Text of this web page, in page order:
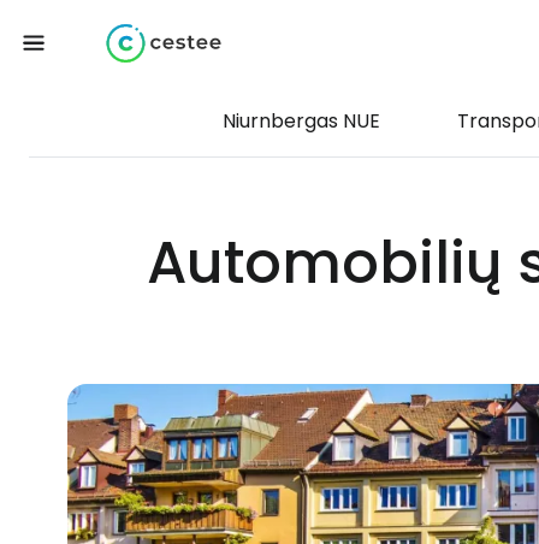
Niurnbergas NUE
Automobilių